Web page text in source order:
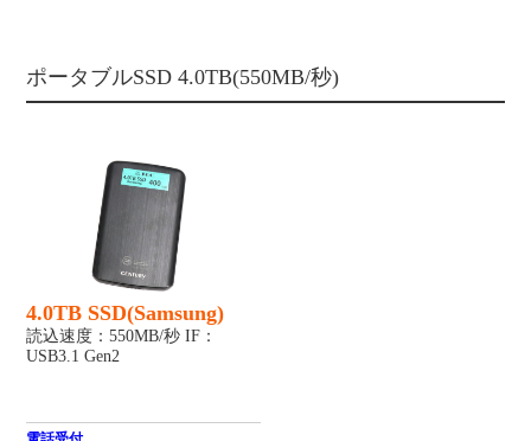
ポータブルSSD 4.0TB(550MB/秒)
4.0TB SSD(Samsung)
読込速度：550MB/秒 IF：
USB3.1 Gen2